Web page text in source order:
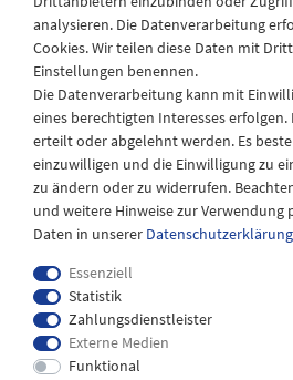
Montag - Freitag
08:30 - 12:30 und 13.00 - 17.30 Uhr
Samstags
08:30 bis 12:30 Uhr
Impressum
analysieren. Die Datenverarbeitung
Cookies. Wir teilen diese Daten mit
Einstellungen benennen.
Die Datenverarbeitung kann mit
eines berechtigten Interesses
erteilt oder abgelehnt werden. Es
einzuwilligen und die Einwilligung zu
zu ändern oder zu widerrufen.
und weitere Hinweise zur Verwendung
Daten in unserer Daten­schutz­erklärung
Essenziell
Statistik
Zahlungsdienstleister
Externe Medien
Funktional